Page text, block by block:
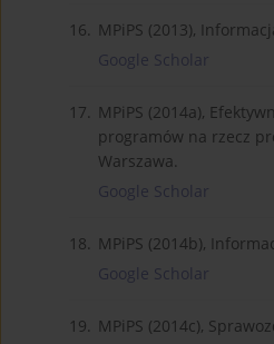
16. MPiPS (2013),
Google Scholar
17. MPiPS (2014a),
programów na rzecz
Warszawa.
Google Scholar
18. MPiPS (2014b),
Google Scholar
19. MPiPS (2014c),